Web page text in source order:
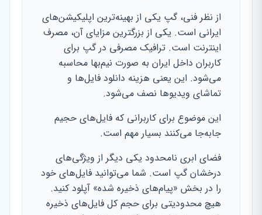
از نظر فنی، گپ یکی از بهینه‌ترین اپلیکیشن‌های
ایرانی است. یکی از بزرگترین مزایای آن، مصرف
اینترنت است. ترافیک مصرفی در گپ برای
کاربران داخل ایران به صورت نیم‌بها محاسبه
می‌شود. این یعنی هزینه دانلود فایل‌ها و
تماشای ویدیوها نصف می‌شود.
این موضوع برای کاربرانی که فایل‌های حجیم
جابه‌جا می‌کنند بسیار مهم است.
فضای ابری نامحدود یکی دیگر از ویژگی‌های
درخشان گپ است. شما می‌توانید فایل‌های خود
را در بخش «پیام‌های ذخیره شده» آپلود کنید.
هیچ محدودیتی برای حجم کل فایل‌های ذخیره